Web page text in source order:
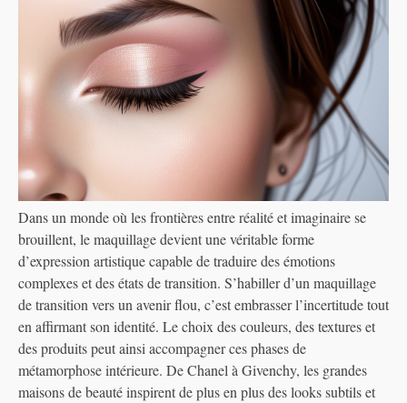
Dans un monde où les frontières entre réalité et imaginaire se
brouillent, le maquillage devient une véritable forme
d’expression artistique capable de traduire des émotions
complexes et des états de transition. S’habiller d’un maquillage
de transition vers un avenir flou, c’est embrasser l’incertitude tout
en affirmant son identité. Le choix des couleurs, des textures et
des produits peut ainsi accompagner ces phases de
métamorphose intérieure. De Chanel à Givenchy, les grandes
maisons de beauté inspirent de plus en plus des looks subtils et